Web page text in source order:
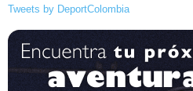
Tweets by DeportColombia